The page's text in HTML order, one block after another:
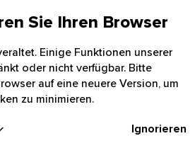
Sie Ihren Browser
Einige Funktionen unserer
oder nicht verfügbar. Bitte
auf eine neuere Version, um
zu minimieren.
Ignorieren